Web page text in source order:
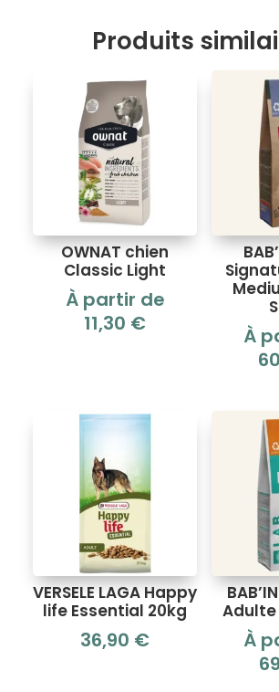
Produits
OWNAT chien
Classic Light
À partir de
11,30 €
À
VERSELE LAGA Happy
life Essential 20kg
36,90 €
À